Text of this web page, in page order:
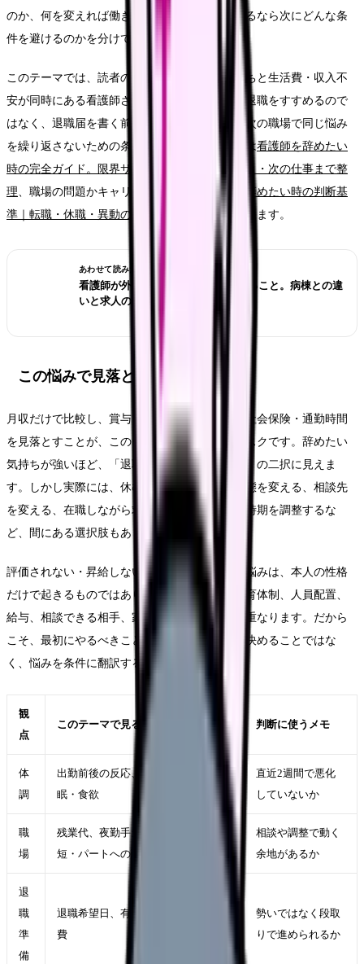
のか、何を変えれば働き続けられるのか、離れるなら次にどんな条
件を避けるのかを分けて考えることです。
このテーマでは、読者の中心を「辞めたい気持ちと生活費・収入不
安が同時にある看護師さん」に置きます。単に退職をすすめるので
はなく、退職届を書く前に確認したいことと、次の職場で同じ悩み
を繰り返さないための条件を整理します。大枠は看護師を辞めたい
時の完全ガイド。限界サイン・お金・退職手続き・次の仕事まで整
理 、職場の問題かキャリアの問題かは
看護師を辞めたい時の判断基
準｜転職・休職・異動のどれを選ぶ？
で確認できます。
あわせて読みたい
看護師が外来へ転職する前に確認すること。病棟との違
いと求人の見方
この悩みで見落としやすいリスク
月収だけで比較し、賞与・夜勤回数・残業代・社会保険・通勤時間
を見落とすことが、このテーマの一番大きなリスクです。辞めたい
気持ちが強いほど、「退職するか、我慢するか」の二択に見えま
す。しかし実際には、休む、異動する、勤務形態を変える、相談先
を変える、在職しながら求人を比較する、退職時期を調整するな
ど、間にある選択肢もあります。
評価されない・昇給しないから辞めたいという悩みは、本人の性格
だけで起きるものではありません。勤務表、教育体制、人員配置、
給与、相談できる相手、家庭事情、体調の波が重なります。だから
こそ、最初にやるべきことは「自分が弱い」と決めることではな
く、悩みを条件に翻訳することです。
観
点
このテーマで見ること 判断に使うメモ
体
調
出勤前後の反応、休日の回復、睡
眠・食欲
直近2週間で悪化
していないか
職
場
残業代、夜勤手当、昇給、賞与、時
短・パートへの変更可否
相談や調整で動く
余地があるか
退
職
準
備
退職希望日、有休、引き継ぎ、生活
費
勢いではなく段取
りで進められるか